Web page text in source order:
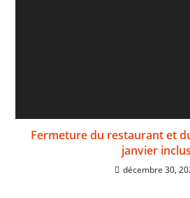
Fermeture du restaurant et
janvier inclus
décembre 30,